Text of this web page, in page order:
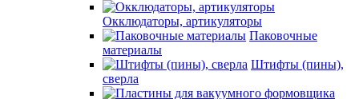
Окклюдаторы, артикуляторы
Паковочные
материалы
Штифты (пины),
сверла